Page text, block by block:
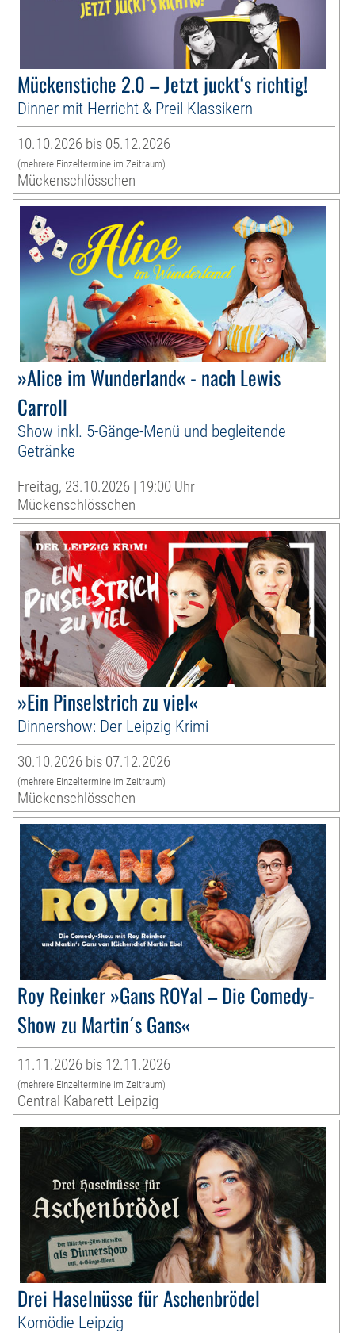
Mückenstiche 2.0 – Jetzt juckt‘s richtig!
Dinner mit Herricht & Preil Klassikern
10.10.2026 bis 05.12.2026
(mehrere Einzeltermine im Zeitraum)
Mückenschlösschen
»Alice im Wunderland« - nach Lewis
Carroll
Show inkl. 5-Gänge-Menü und begleitende
Getränke
Freitag, 23.10.2026 | 19:00 Uhr
Mückenschlösschen
»Ein Pinselstrich zu viel«
Dinnershow: Der Leipzig Krimi
30.10.2026 bis 07.12.2026
(mehrere Einzeltermine im Zeitraum)
Mückenschlösschen
Roy Reinker »Gans ROYal – Die Comedy-
Show zu Martin´s Gans«
11.11.2026 bis 12.11.2026
(mehrere Einzeltermine im Zeitraum)
Central Kabarett Leipzig
Drei Haselnüsse für Aschenbrödel
Komödie Leipzig